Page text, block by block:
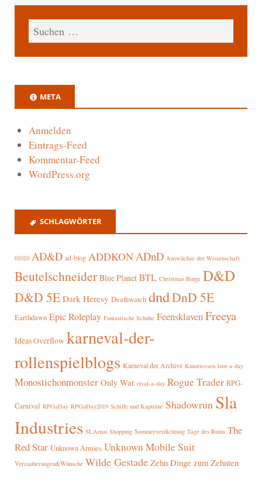
META
Anmelden
Eintrags-Feed
Kommentar-Feed
WordPress.org
SCHLAGWÖRTER
01010 AD&D ad-blog ADDKON ADnD Auswüchse der Wissenschaft
Beutelschneider Blue Planet BTL Christmas Binge D&D
D&D 5E Dark Heresy Deathwatch dndDnD 5E
Earthdawn Epic Roleplay Fantastische Schuhe FeensklavenFreeya
Ideas Overflow karneval-der-
rollenspielblogs Karneval der Archive Kunstwesen loot-a-day
Monostichonmonster Only War rival-a-day Rogue Trader RPG-
Carnival RPGaDay RPGaDay2019 Schiffe und Kapitäne Shadowrun Sla
Industries SLAmas Shopping Sommerverdichtung Tage des Ruins The
Red Star Unknown Armies Unknown Mobile Suit
Verzauberungen&Wünsche Wilde Gestade Zehn Dinge zum Zehnten